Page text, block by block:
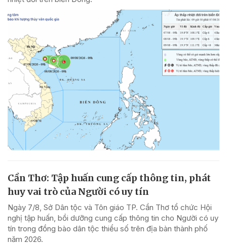
Cần Thơ: Tập huấn cung cấp thông tin, phát
huy vai trò của Người có uy tín
Ngày 7/8, Sở Dân tộc và Tôn giáo TP. Cần Thơ tổ chức Hội
nghị tập huấn, bồi dưỡng cung cấp thông tin cho Người có uy
tín trong đồng bào dân tộc thiểu số trên địa bàn thành phố
năm 2026.